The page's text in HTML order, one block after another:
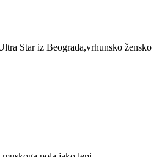
Star iz Beograda,vrhunsko žensko